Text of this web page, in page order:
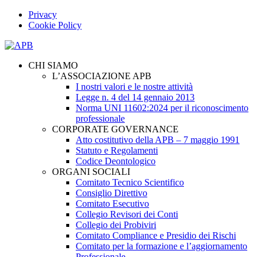
Privacy
Cookie Policy
CHI SIAMO
L’ASSOCIAZIONE APB
I nostri valori e le nostre attività
Legge n. 4 del 14 gennaio 2013
Norma UNI 11602:2024 per il riconoscimento
professionale
CORPORATE GOVERNANCE
Atto costitutivo della APB – 7 maggio 1991
Statuto e Regolamenti
Codice Deontologico
ORGANI SOCIALI
Comitato Tecnico Scientifico
Consiglio Direttivo
Comitato Esecutivo
Collegio Revisori dei Conti
Collegio dei Probiviri
Comitato Compliance e Presidio dei Rischi
Comitato per la formazione e l’aggiornamento